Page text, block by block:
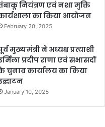
नियंत्रण एवं नशा मुक्ति
का किया आयोजन
February 20, 2025
मुख्यमंत्री ने अध्यक्ष प्रत्याशी
प्रदीप राणा एवं सभासदों
चुनाव कार्यालय का किया
January 10, 2025